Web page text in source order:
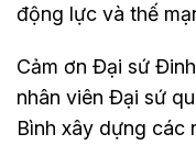
động lực và thế
Cảm ơn Đại sứ
nhân viên Đại sứ
Bình xây dựng các